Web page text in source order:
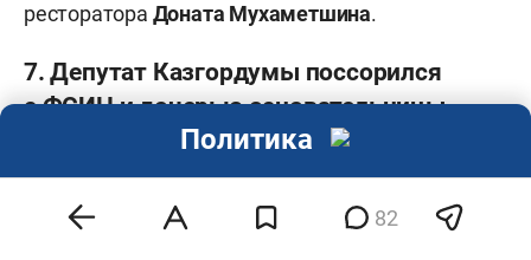
ресторатора Доната Мухаметшина.
7. Депутат Казгордумы поссорился
с ФСИН и дочерью основательницы
82
Политика